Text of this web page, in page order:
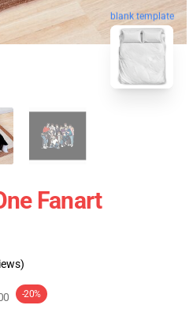
blank template
Fanart
-20%